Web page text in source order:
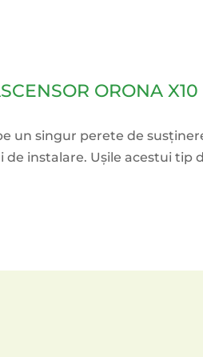
ORONA
un singur perete de
instalare. Ușile acestui tip